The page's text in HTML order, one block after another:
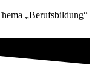
„Berufsbildung“